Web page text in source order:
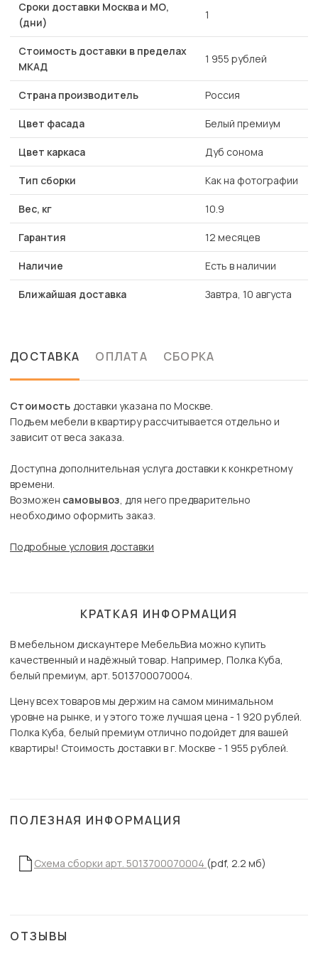
Сроки доставки Москва и МО,
(дни)
1
Стоимость доставки в пределах
МКАД
1 955 рублей
Страна производитель Россия
Цвет фасада Белый премиум
Цвет каркаса Дуб сонома
Тип сборки Как на фотографии
Вес, кг 10.9
Гарантия 12 месяцев
Наличие Есть в наличии
Ближайшая доставка Завтра, 10 августа
ДОСТАВКА ОПЛАТА СБОРКА
Стоимость доставки указана по Москве.
Подъем мебели в квартиру рассчитывается отдельно и
зависит от веса заказа.
Доступна дополнительная услуга доставки к конкретному
времени.
Возможен самовывоз, для него предварительно
необходимо оформить заказ.
Подробные условия доставки
КРАТКАЯ ИНФОРМАЦИЯ
В мебельном дискаунтере МебельВиа можно купить
качественный и надёжный товар. Например, Полка Куба,
белый премиум, арт. 5013700070004.
Цену всех товаров мы держим на самом минимальном
уровне на рынке, и у этого тоже лучшая цена - 1 920 рублей.
Полка Куба, белый премиум отлично подойдет для вашей
квартиры! Стоимость доставки в г. Москве - 1 955 рублей.
ПОЛЕЗНАЯ ИНФОРМАЦИЯ
Схема сборки арт. 5013700070004 (pdf, 2.2 мб)
ОТЗЫВЫ